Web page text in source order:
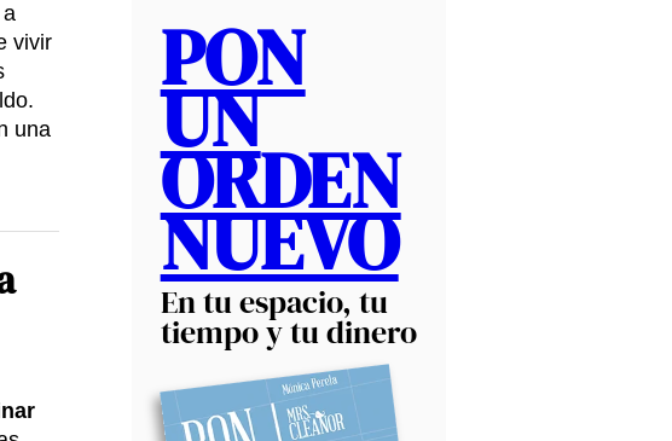
vivir
una
PON
UN
ORDEN
NUEVO
En tu espacio, tu
tiempo y tu dinero